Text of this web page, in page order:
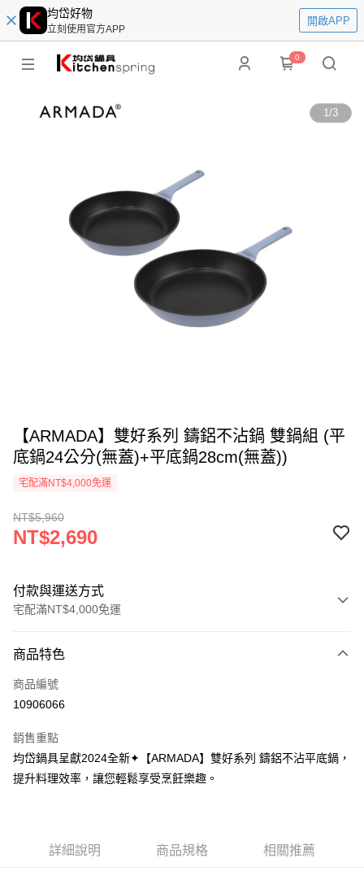
均岱好物
立刻使用官方APP
開啟APP
0
1/3
【ARMADA】雙好系列 鑄鋁不沾鍋 雙鍋組 (平
底鍋24公分(無蓋)+平底鍋28cm(無蓋))
宅配滿NT$4,000免運
NT$5,960
NT$2,690
付款與運送方式
宅配滿NT$4,000免運
信用卡一次付款
信用卡分期付款
合作金庫商業銀行
華南商業銀行
彰化商業銀行
上海商業儲蓄銀行
台北富邦商業銀行
聯邦商業銀行
遠東國際商業銀行
LINE Pay
Apple Pay
商品特色
商品編號
10906066
銷售重點
均岱鍋具呈獻2024全新✦【ARMADA】雙好系列 鑄鋁不沾平底鍋，
提升料理效率，讓您輕鬆享受烹飪樂趣。
詳細說明 商品規格 相關推薦